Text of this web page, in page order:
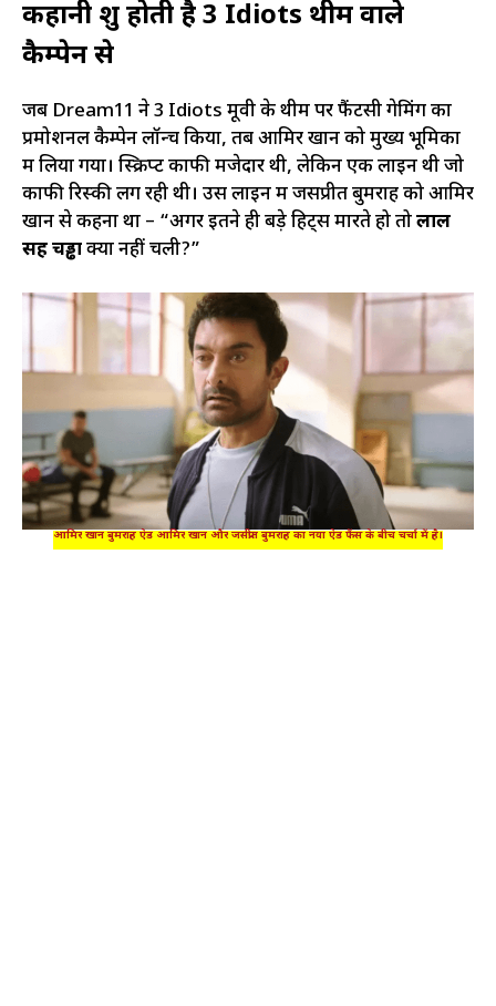
कहानी शुरू होती है 3 Idiots थीम वाले
कैम्पेन से
जब Dream11 ने 3 Idiots मूवी के थीम पर फैंटसी गेमिंग का
प्रमोशनल कैम्पेन लॉन्च किया, तब आमिर खान को मुख्य भूमिका
में लिया गया। स्क्रिप्ट काफी मजेदार थी, लेकिन एक लाइन थी जो
काफी रिस्की लग रही थी। उस लाइन में जसप्रीत बुमराह को आमिर
खान से कहना था – “अगर इतने ही बड़े हिट्स मारते हो तोलाल
सिंह चड्ढाक्यों नहीं चली?”
आमिर खान बुमराह ऐड आमिर खान और जसप्रीत बुमराह का नया ऐड फैंस के बीच चर्चा में है।